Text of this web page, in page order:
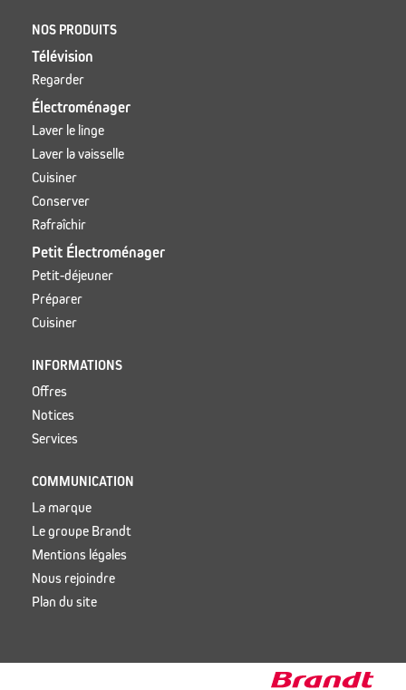
NOS PRODUITS
Télévision
Regarder
Électroménager
Laver le linge
Laver la vaisselle
Cuisiner
Conserver
Rafraîchir
Petit Électroménager
Petit-déjeuner
Préparer
Cuisiner
INFORMATIONS
Offres
Notices
Services
COMMUNICATION
La marque
Le groupe Brandt
Mentions légales
Nous rejoindre
Plan du site